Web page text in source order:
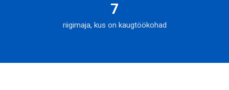
7
riigimaja, kus on kaugtöökohad